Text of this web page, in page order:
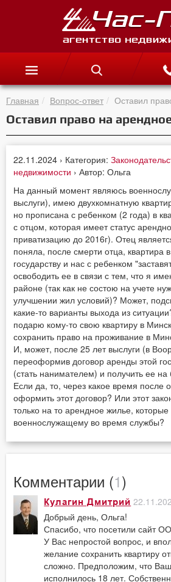
Главная Вопрос-ответ Оставил
Оставил право на
22.11.2024 › Категория:
недвижимости › Автор: Ольга
На данный момент являюсь
выслуги), имею двухкомнатную
но прописана с ребенком (2 года) в
с отцом, которая имеет статус
приватизацию до 2016г). Отец
поняла, после смерти отца, квартира
государству и нас с ребенком
освободить ее в связи с тем, что я
районе (так как не состою на учете
улучшении жил условий)? Может,
какие-то варианты выхода из
подарю кому-то свою квартиру в
сохранить право на проживание в
И, может, после 25 лет выслуги (в
переоформив договор аренды этой
(стать нанимателем) и получить ее на
Если да, то, через какое время после
оформить этот договор? Или этот
только на то арендное жилье,
военнослужащему во время службы?
Комментарии (1)
Кулагин Дмитрий
Добрый день, Ольга!
Спасибо, что посетили сайт
У Вас непростой вопрос, и
желание сохранить квартиру
сложно. Предположим, что
исполнилось 18 лет.